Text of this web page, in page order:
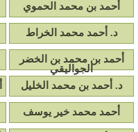
أحمد بن محمد الحموي
د. أحمد محمد الخراط
أحمد بن محمد بن الخضر
الجواليقي
د. أحمد بن محمد الخليل
أحمد محمد خير يوسف